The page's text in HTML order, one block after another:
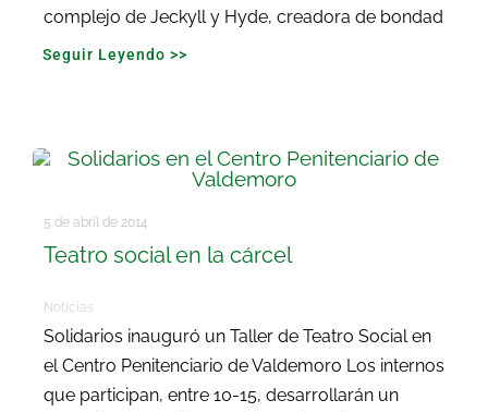
complejo de Jeckyll y Hyde, creadora de bondad
Seguir Leyendo >>
5 de abril de 2014
Teatro social en la cárcel
Noticias
Solidarios inauguró un Taller de Teatro Social en
el Centro Penitenciario de Valdemoro Los internos
que participan, entre 10-15, desarrollarán un